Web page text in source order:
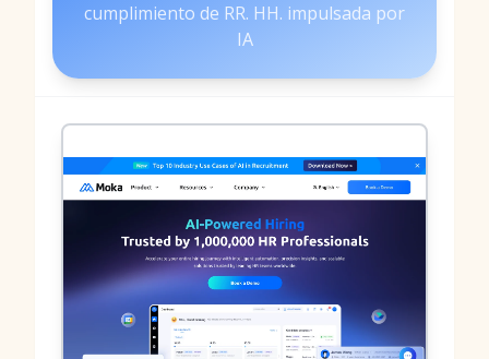
cumplimiento de RR. HH. impulsada por
IA